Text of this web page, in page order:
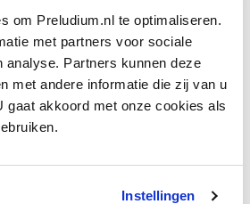
om Preludium.nl te optimaliseren.
met partners voor sociale
analyse. Partners kunnen deze
met andere informatie die zij van u
gaat akkoord met onze cookies als
Instellingen